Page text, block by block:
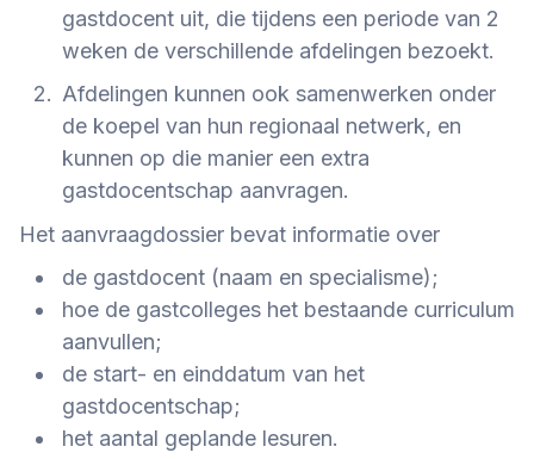
gastdocent uit, die tijdens een periode van 2
weken de verschillende afdelingen bezoekt.
Afdelingen kunnen ook samenwerken onder
de koepel van hun regionaal netwerk, en
kunnen op die manier een extra
gastdocentschap aanvragen.
Het aanvraagdossier bevat informatie over
de gastdocent (naam en specialisme);
hoe de gastcolleges het bestaande curriculum
aanvullen;
de start- en einddatum van het
gastdocentschap;
het aantal geplande lesuren.